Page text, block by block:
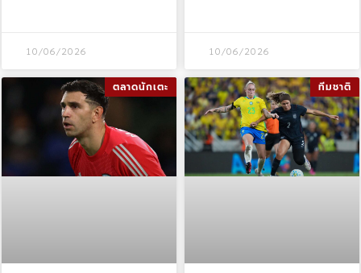
10/06/2026 10/06/2026
ตลาดนักเตะ ทีมชาติ